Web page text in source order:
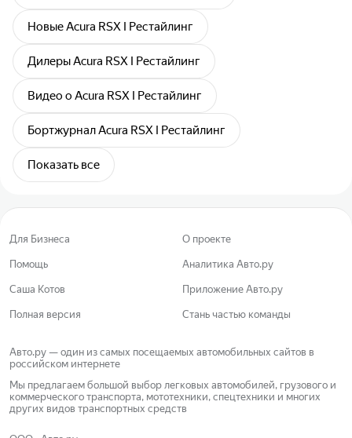
Новые Acura RSX I Рестайлинг
Дилеры Acura RSX I Рестайлинг
Видео о Acura RSX I Рестайлинг
Бортжурнал Acura RSX I Рестайлинг
Показать все
Для Бизнеса О проекте
Помощь Аналитика Авто.ру
Саша Котов Приложение Авто.ру
Полная версия Стань частью команды
Авто.ру — один из самых посещаемых автомобильных сайтов в
российском интернете
Мы предлагаем большой выбор легковых автомобилей, грузового и
коммерческого транспорта, мототехники, спецтехники и многих
других видов транспортных средств